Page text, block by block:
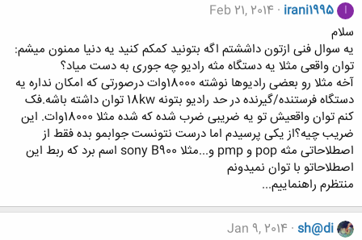
I
irani1995
Feb 21, 2014
سلام
یه سوال فنی ازتون داششتم اگه بتونید کمکم کنید یه دنیا ممنون میشم:
توان واقعی مثلا یه دستگاه مثه رادیو چه جوری به دست میاد؟
آخه مثلا رو بعضی رادیوها نوشته 18000وات درصورتی که امکان نداره یه
دستگاه فرستنده/گیرنده در حد رادیو بتونه 18kw توان داشته باشه.فک
کنم توان واقعیش تو یه ضریبی ضرب شده که شده مثلا 18000وات. این
ضریب چیه؟از یکی پرسیدم اما درست نتونست جوابمو بده فقط از
اصطلاحاتی مثه pop و pmp و...مثلا sony B900 اسم برد که ربط این
اصطلاحاتو با توان نمیدونم
منتظرم راهنماییم...
sh@di
Jan 9, 2014